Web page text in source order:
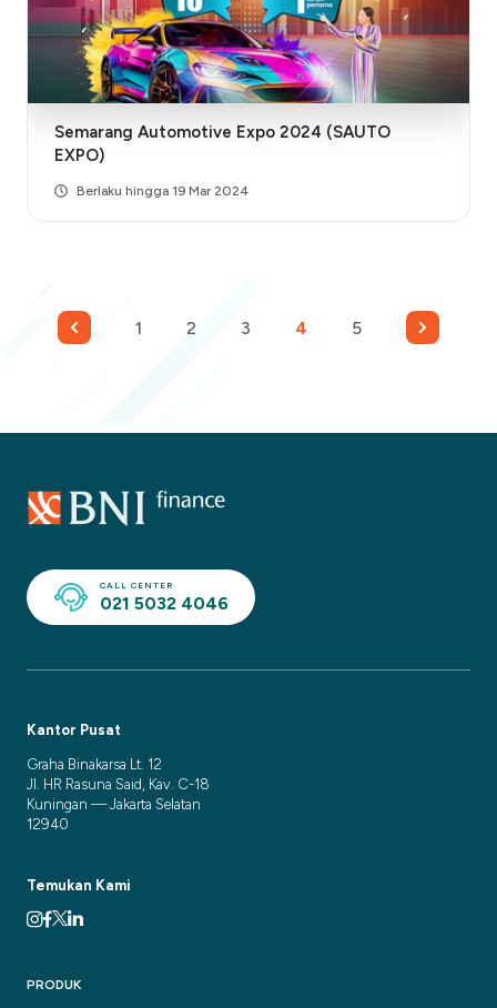
Semarang Automotive Expo 2024 (SAUTO
EXPO)
Berlaku hingga 19 Mar 2024
1 2 3 4 5
CALL CENTER
021 5032 4046
Kantor Pusat
Graha Binakarsa Lt. 12
Jl. HR Rasuna Said, Kav. C-18
Kuningan — Jakarta Selatan
12940
PRODUK
Temukan Kami